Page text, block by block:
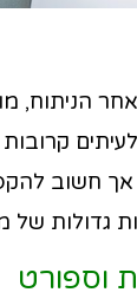
הניתוח,
אך חשוב
גדולות